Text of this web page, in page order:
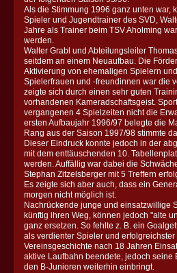
Als die Stimmung 1996 ganz unten war,
Spieler und Jugendtrainer des SVD,
Jahre als Trainer beim TSV Aholming
werden.
Walter Grabl und Abteilungsleiter
seitdem an einem Neuaufbau. Die
Aktivierung von ehemaligen Spielern
Spielerfrauen und -freundinnen war die
zeigte sich durch einen sehr guten
vorhandenen Kameradschaftsgeist.
vergangenen 4 Spielzeiten nicht die
ersten Aufbaujahr 1996/97 belegte die
Rang aus der Saison 1997/98 stimmte
Dieser Eindruck konnte jedoch in der
mit dem enttäuschenden 10.
werden. Auffällig war dabei die
Stephan Zitzelsberger mit 5 Treffern
Es zeigte sich aber auch, dass ein
morgen nicht möglich ist.
Nachrückende junge und einsatzwillige
künftig ihren Weg, können jedoch "alte
ganz ersetzen. So fehlte z. B. ein
als verdienter Spieler und erfolgreichster
Vereinsgeschichte nach 18 Jahren
aktive Laufbahn beendete, jedoch seine
den B-Junioren weiterhin einbringt.